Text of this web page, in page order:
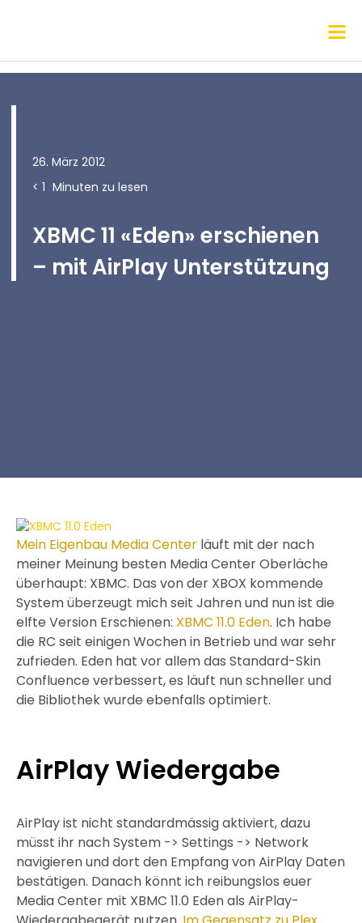
26. März 2012
< 1 Minuten zu lesen
XBMC 11 «Eden» erschienen
– mit AirPlay Unterstützung
Mein Eigenbau Media Center läuft mit der nach
meiner Meinung besten Media Center Oberläche
überhaupt: XBMC. Das von der XBOX kommende
System überzeugt mich seit Jahren und nun ist die
elfte Version Erschienen: XBMC 11.0 Eden. Ich habe
die RC seit einigen Wochen in Betrieb und war sehr
zufrieden. Eden hat vor allem das Standard-Skin
Confluence verbessert, es läuft nun schneller und
die Bibliothek wurde ebenfalls optimiert.
AirPlay Wiedergabe
AirPlay ist nicht standardmässig aktiviert, dazu
müsst ihr nach System -> Settings -> Network
navigieren und dort den Empfang von AirPlay Daten
bestätigen. Danach könnt ich reibungslos euer
Media Center mit XBMC 11.0 Eden als AirPlay-